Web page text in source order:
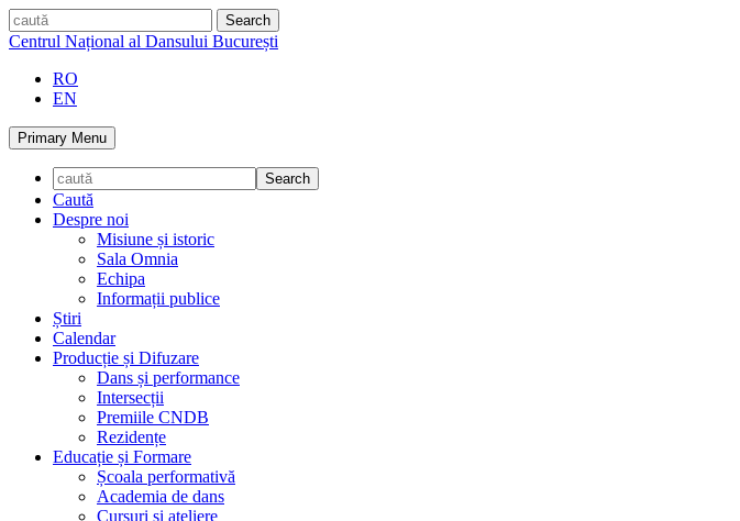
Skip
to
caută
Centrul Național al Dansului București
RO
EN
Primary Menu
Caută
Despre noi
Misiune și istoric
Sala Omnia
Echipa
Informații publice
Știri
Calendar
Producție și Difuzare
Dans și performance
Intersecții
Premiile CNDB
Rezidențe
Educație și Formare
Școala performativă
Academia de dans
Cursuri și ateliere